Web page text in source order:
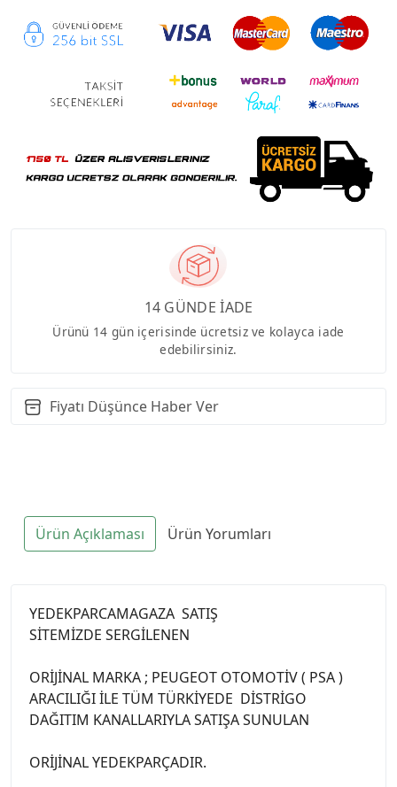
14 GÜNDE İADE
Ürünü 14 gün içerisinde ücretsiz ve kolayca iade
edebilirsiniz.
Fiyatı Düşünce Haber Ver
Ürün Açıklaması Ürün Yorumları
YEDEKPARCAMAGAZA SATIŞ
SİTEMİZDE SERGİLENEN
ORİJİNAL MARKA ; PEUGEOT OTOMOTİV ( PSA )
ARACILIĞI İLE TÜM TÜRKİYEDE DİSTRİGO
DAĞITIM KANALLARIYLA SATIŞA SUNULAN
ORİJİNAL YEDEKPARÇADIR.